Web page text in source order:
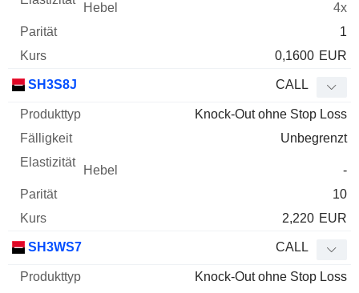
4x
1
0,1600 EUR
SH3S8J CALL
Knock-Out ohne Stop Loss
Unbegrenzt
-
10
2,220 EUR
SH3WS7 CALL
Knock-Out ohne Stop Loss